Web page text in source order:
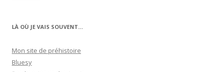
LÀ OÙ JE VAIS SOUVENT…
Mon site de préhistoire
Bluesy